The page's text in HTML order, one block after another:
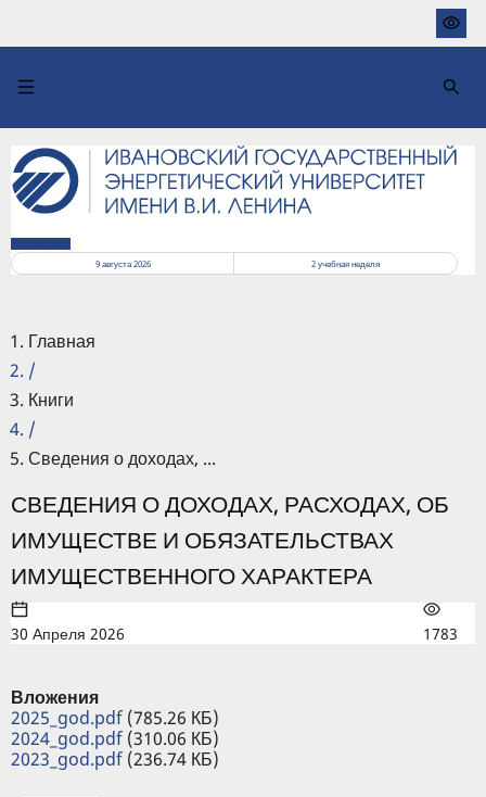
основному
9 августа 2026
2учебная неделя
Главная
/
Книги
/
Сведения о доходах, ...
СВЕДЕНИЯ О ДОХОДАХ, РАСХОДАХ, ОБ
ИМУЩЕСТВЕ И ОБЯЗАТЕЛЬСТВАХ
ИМУЩЕСТВЕННОГО ХАРАКТЕРА
30 Апреля 2026 1783
Вложения
2025_god.pdf (785.26 КБ)
2024_god.pdf (310.06 КБ)
2023_god.pdf (236.74 КБ)